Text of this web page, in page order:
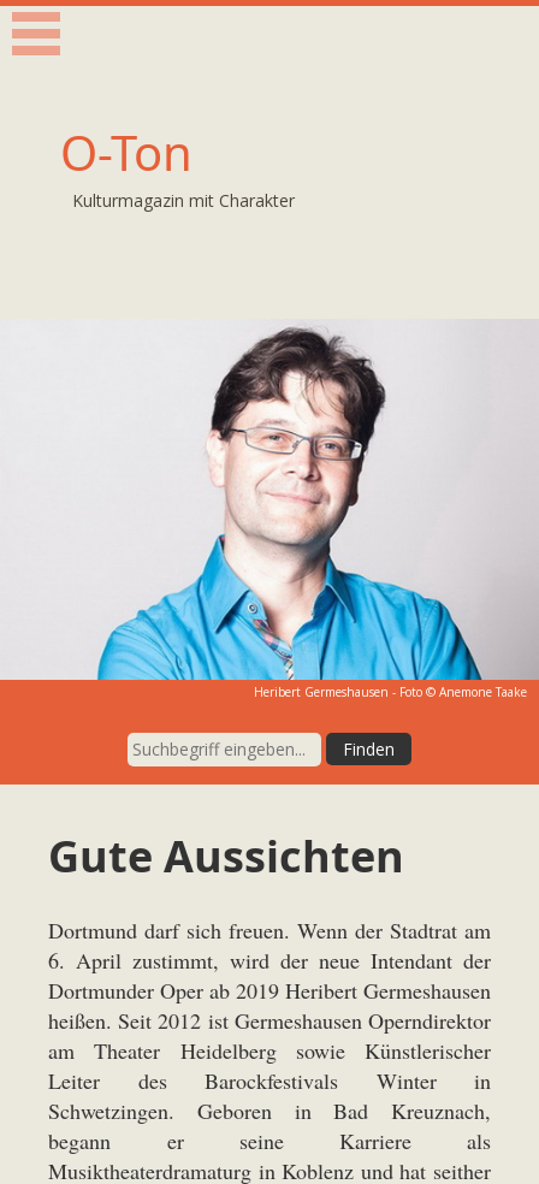
O-Ton
Kulturmagazin mit Charakter
Heribert Germeshausen - Foto © Anemone Taake
Gute Aussichten
Dortmund darf sich freuen. Wenn der Stadtrat am
6. April zustimmt, wird der neue Intendant der
Dortmunder Oper ab 2019 Heribert Germeshausen
heißen. Seit 2012 ist Germeshausen Operndirektor
am Theater Heidelberg sowie Künstlerischer
Leiter des Barockfestivals Winter in
Schwetzingen. Geboren in Bad Kreuznach,
begann er seine Karriere als
Musiktheaterdramaturg in Koblenz und hat seither